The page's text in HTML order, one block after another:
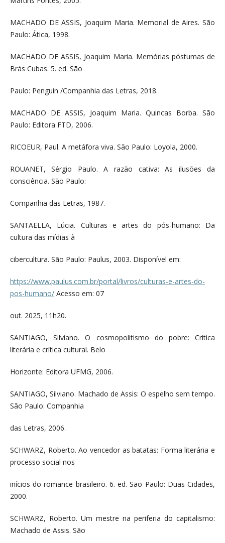
MACHADO DE ASSIS, Joaquim Maria. Memorial de Aires. São
Paulo: Ática, 1998.
MACHADO DE ASSIS, Joaquim Maria. Memórias póstumas de
Brás Cubas. 5. ed. São
Paulo: Penguin /Companhia das Letras, 2018.
MACHADO DE ASSIS, Joaquim Maria. Quincas Borba. São
Paulo: Editora FTD, 2006.
RICOEUR, Paul. A metáfora viva. São Paulo: Loyola, 2000.
ROUANET, Sérgio Paulo. A razão cativa: As ilusões da
consciência. São Paulo:
Companhia das Letras, 1987.
SANTAELLA, Lúcia. Culturas e artes do pós-humano: Da
cultura das mídias à
cibercultura. São Paulo: Paulus, 2003. Disponível em:
https://www.paulus.com.br/portal/livros/culturas-e-artes-do-
pos-humano/Acesso em: 07
out. 2025, 11h20.
SANTIAGO, Silviano. O cosmopolitismo do pobre: Crítica
literária e crítica cultural. Belo
Horizonte: Editora UFMG, 2006.
SANTIAGO, Silviano. Machado de Assis: O espelho sem tempo.
São Paulo: Companhia
das Letras, 2006.
SCHWARZ, Roberto. Ao vencedor as batatas: Forma literária e
processo social nos
inícios do romance brasileiro. 6. ed. São Paulo: Duas Cidades,
2000.
SCHWARZ, Roberto. Um mestre na periferia do capitalismo:
Machado de Assis. São